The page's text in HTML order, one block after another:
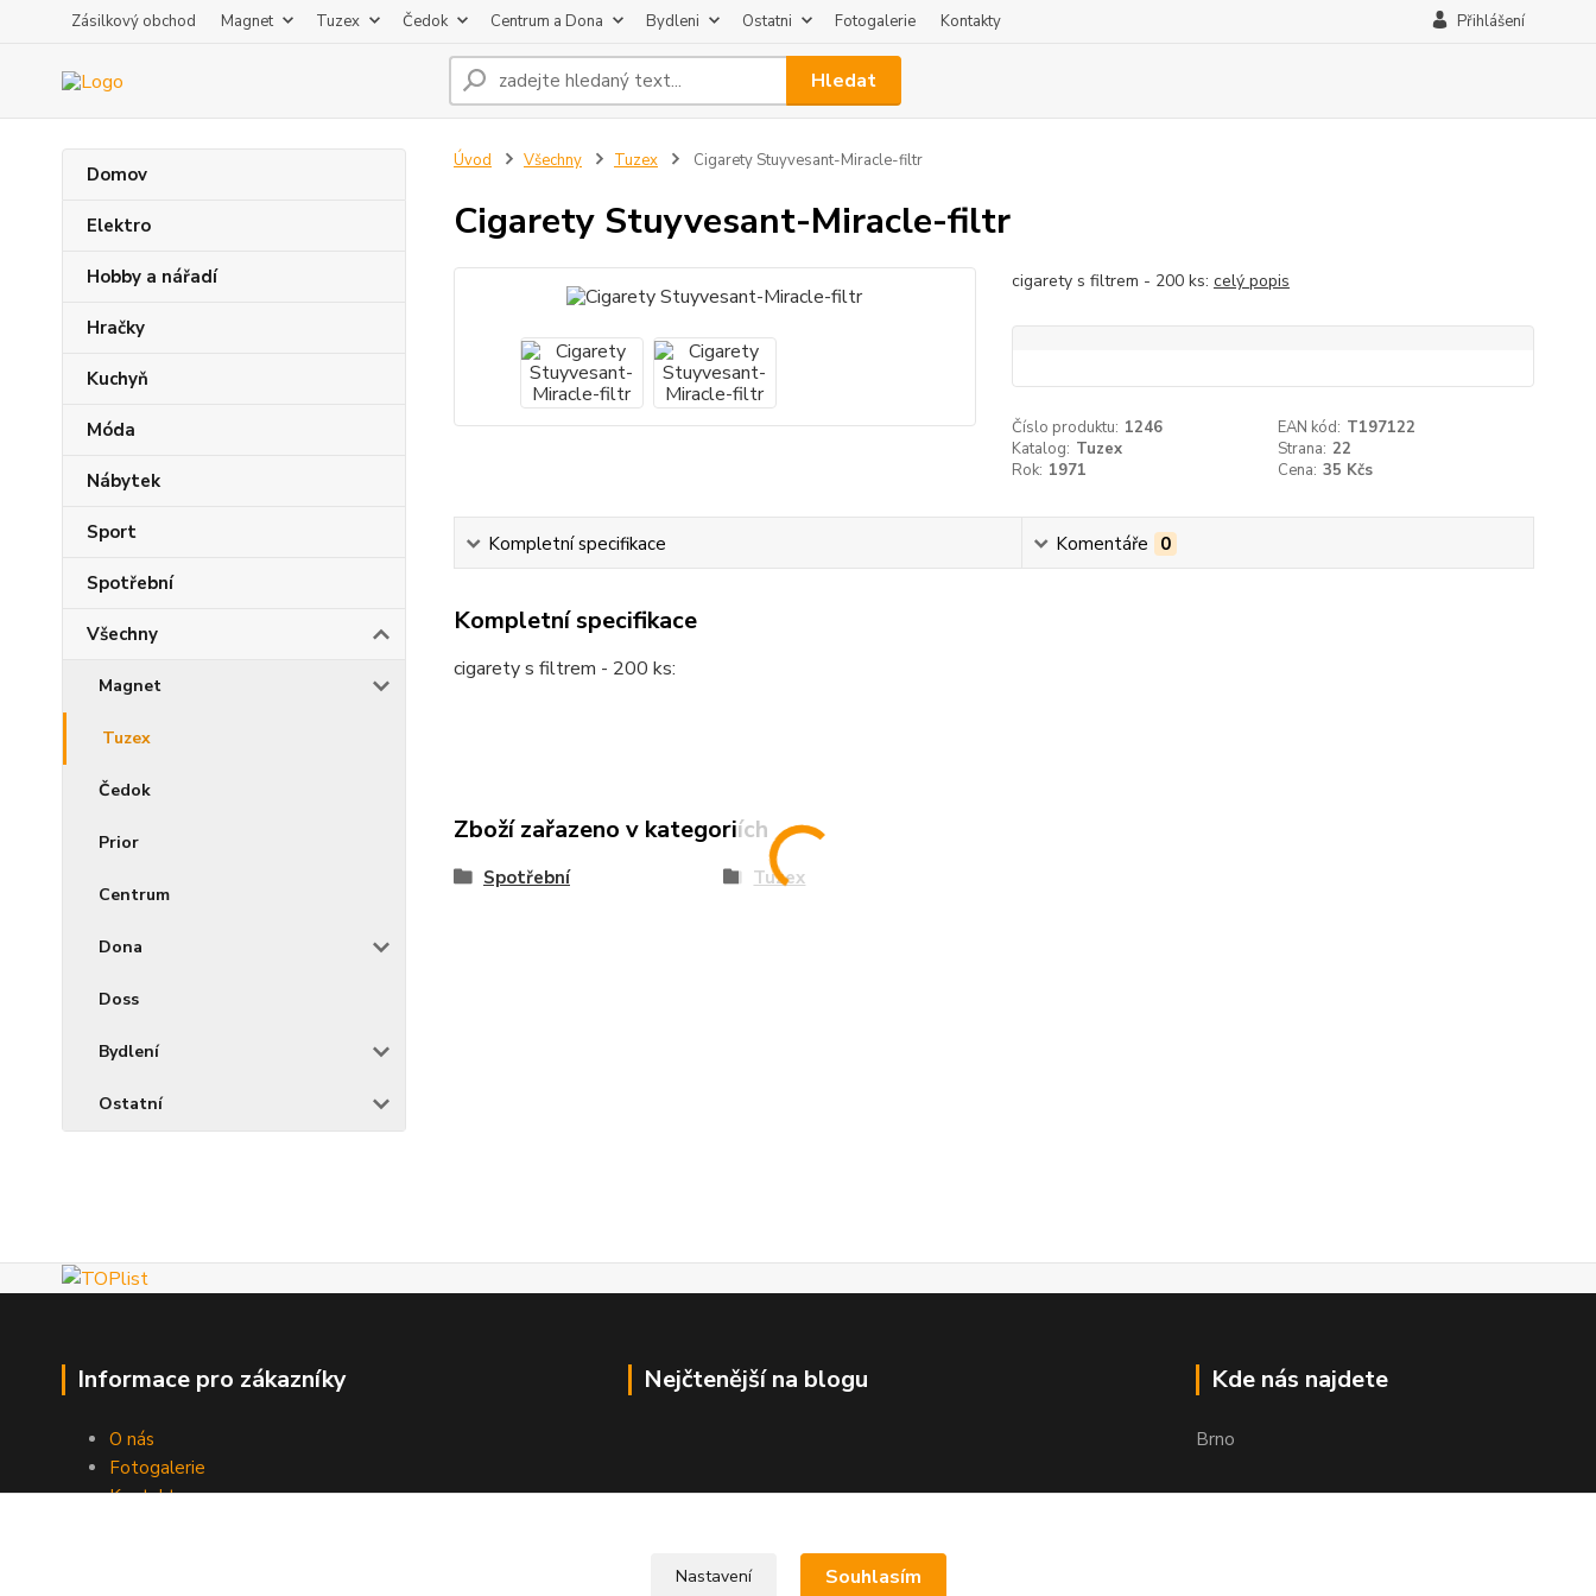
Zásilkový obchod Magnet Tuzex Čedok Centrum a Dona Bydleni Ostatni Fotogalerie Kontakty Přihlášení
Hledat
Domov
Elektro
Hobby a nářadí
Hračky
Kuchyň
Móda
Nábytek
Sport
Spotřební
Všechny
Magnet
Tuzex
Čedok
Prior
Centrum
Dona
Doss
Bydlení
Ostatní
Úvod Všechny Tuzex Cigarety Stuyvesant-Miracle-filtr
Cigarety Stuyvesant-Miracle-filtr
cigarety s filtrem - 200 ks: celý popis
Číslo produktu: 1246 EAN kód: T197122
Katalog: Tuzex Strana: 22
Rok: 1971 Cena: 35 Kčs
Kompletní specifikace Komentáře 0
Kompletní specifikace
cigarety s filtrem - 200 ks:
Zboží zařazeno v kategoriích
Spotřební Tuzex
Informace pro zákazníky
O nás
Fotogalerie
Kontakty
Nejčtenější na blogu Kde nás najdete
Brno
Nastavení Souhlasím